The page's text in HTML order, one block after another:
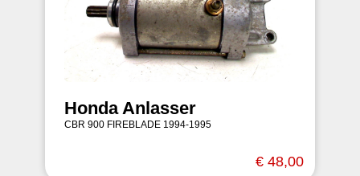
Honda Anlasser
CBR 900 FIREBLADE 1994-1995
€ 48,00